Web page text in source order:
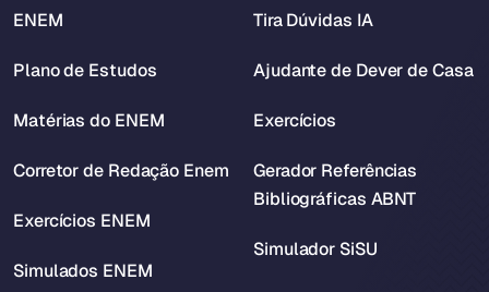
ENEM
Plano de Estudos
Matérias do ENEM
Corretor de Redação Enem
Exercícios ENEM
Simulados ENEM
Tira Dúvidas IA
Ajudante de Dever de Casa
Exercícios
Gerador Referências
Bibliográficas ABNT
Simulador SiSU